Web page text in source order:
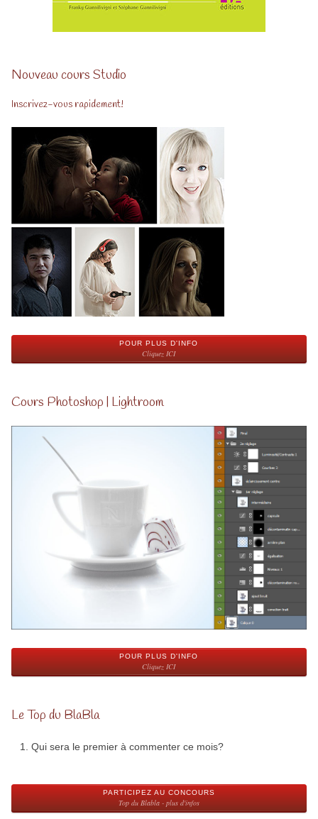
Nouveau cours Studio
Inscrivez-vous rapidement!
POUR PLUS D'INFO
Cliquez ICI
Cours Photoshop | Lightroom
POUR PLUS D'INFO
Cliquez ICI
Le Top du BlaBla
Qui sera le premier à commenter ce mois?
PARTICIPEZ AU CONCOURS
Top du Blabla - plus d'infos